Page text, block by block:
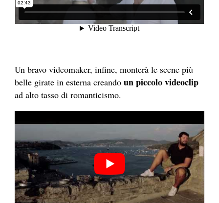
Un bravo videomaker, infine, monterà le scene più
belle girate in esterna creando un piccolo videoclip
ad alto tasso di romanticismo.